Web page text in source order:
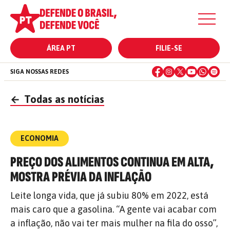
ÁREA PT FILIE-SE
SIGA NOSSAS REDES
← Todas as notícias
ECONOMIA
PREÇO DOS ALIMENTOS CONTINUA EM ALTA,
MOSTRA PRÉVIA DA INFLAÇÃO
Leite longa vida, que já subiu 80% em 2022, está
mais caro que a gasolina. “A gente vai acabar com
a inflação, não vai ter mais mulher na fila do osso”,